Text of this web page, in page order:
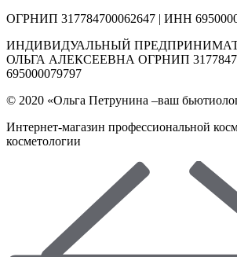
ОГРНИП 317784700062647 | ИНН
ИНДИВИДУАЛЬНЫЙ
ОЛЬГА АЛЕКСЕЕВНА ОГРНИП
695000079797
© 2020 «Ольга Петрунина –ваш
Интернет-магазин профессиональной
косметологии